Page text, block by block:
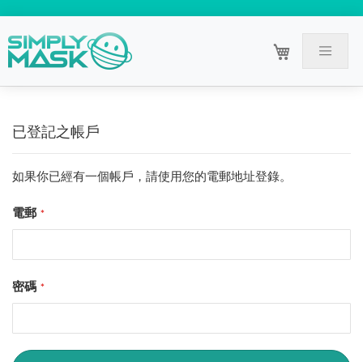
已登記之帳戶
如果你已經有一個帳戶，請使用您的電郵地址登錄。
電郵
密碼